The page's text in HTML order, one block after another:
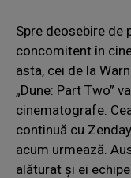
Spre deosebire de
concomitent în
asta, cei de la
„Dune: Part Two”
cinematografe.
continuă cu
acum urmează.
alăturat și ei